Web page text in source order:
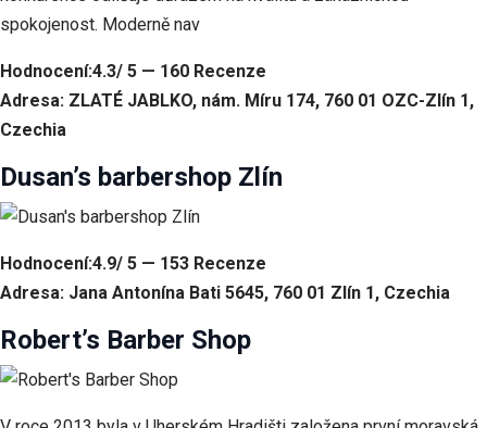
spokojenost. Moderně nav
Hodnocení:4.3/ 5 — 160 Recenze
Adresa: ZLATÉ JABLKO, nám. Míru 174, 760 01 OZC-Zlín 1,
Czechia
Dusan’s barbershop Zlín
Hodnocení:4.9/ 5 — 153 Recenze
Adresa: Jana Antonína Bati 5645, 760 01 Zlín 1, Czechia
Robert’s Barber Shop